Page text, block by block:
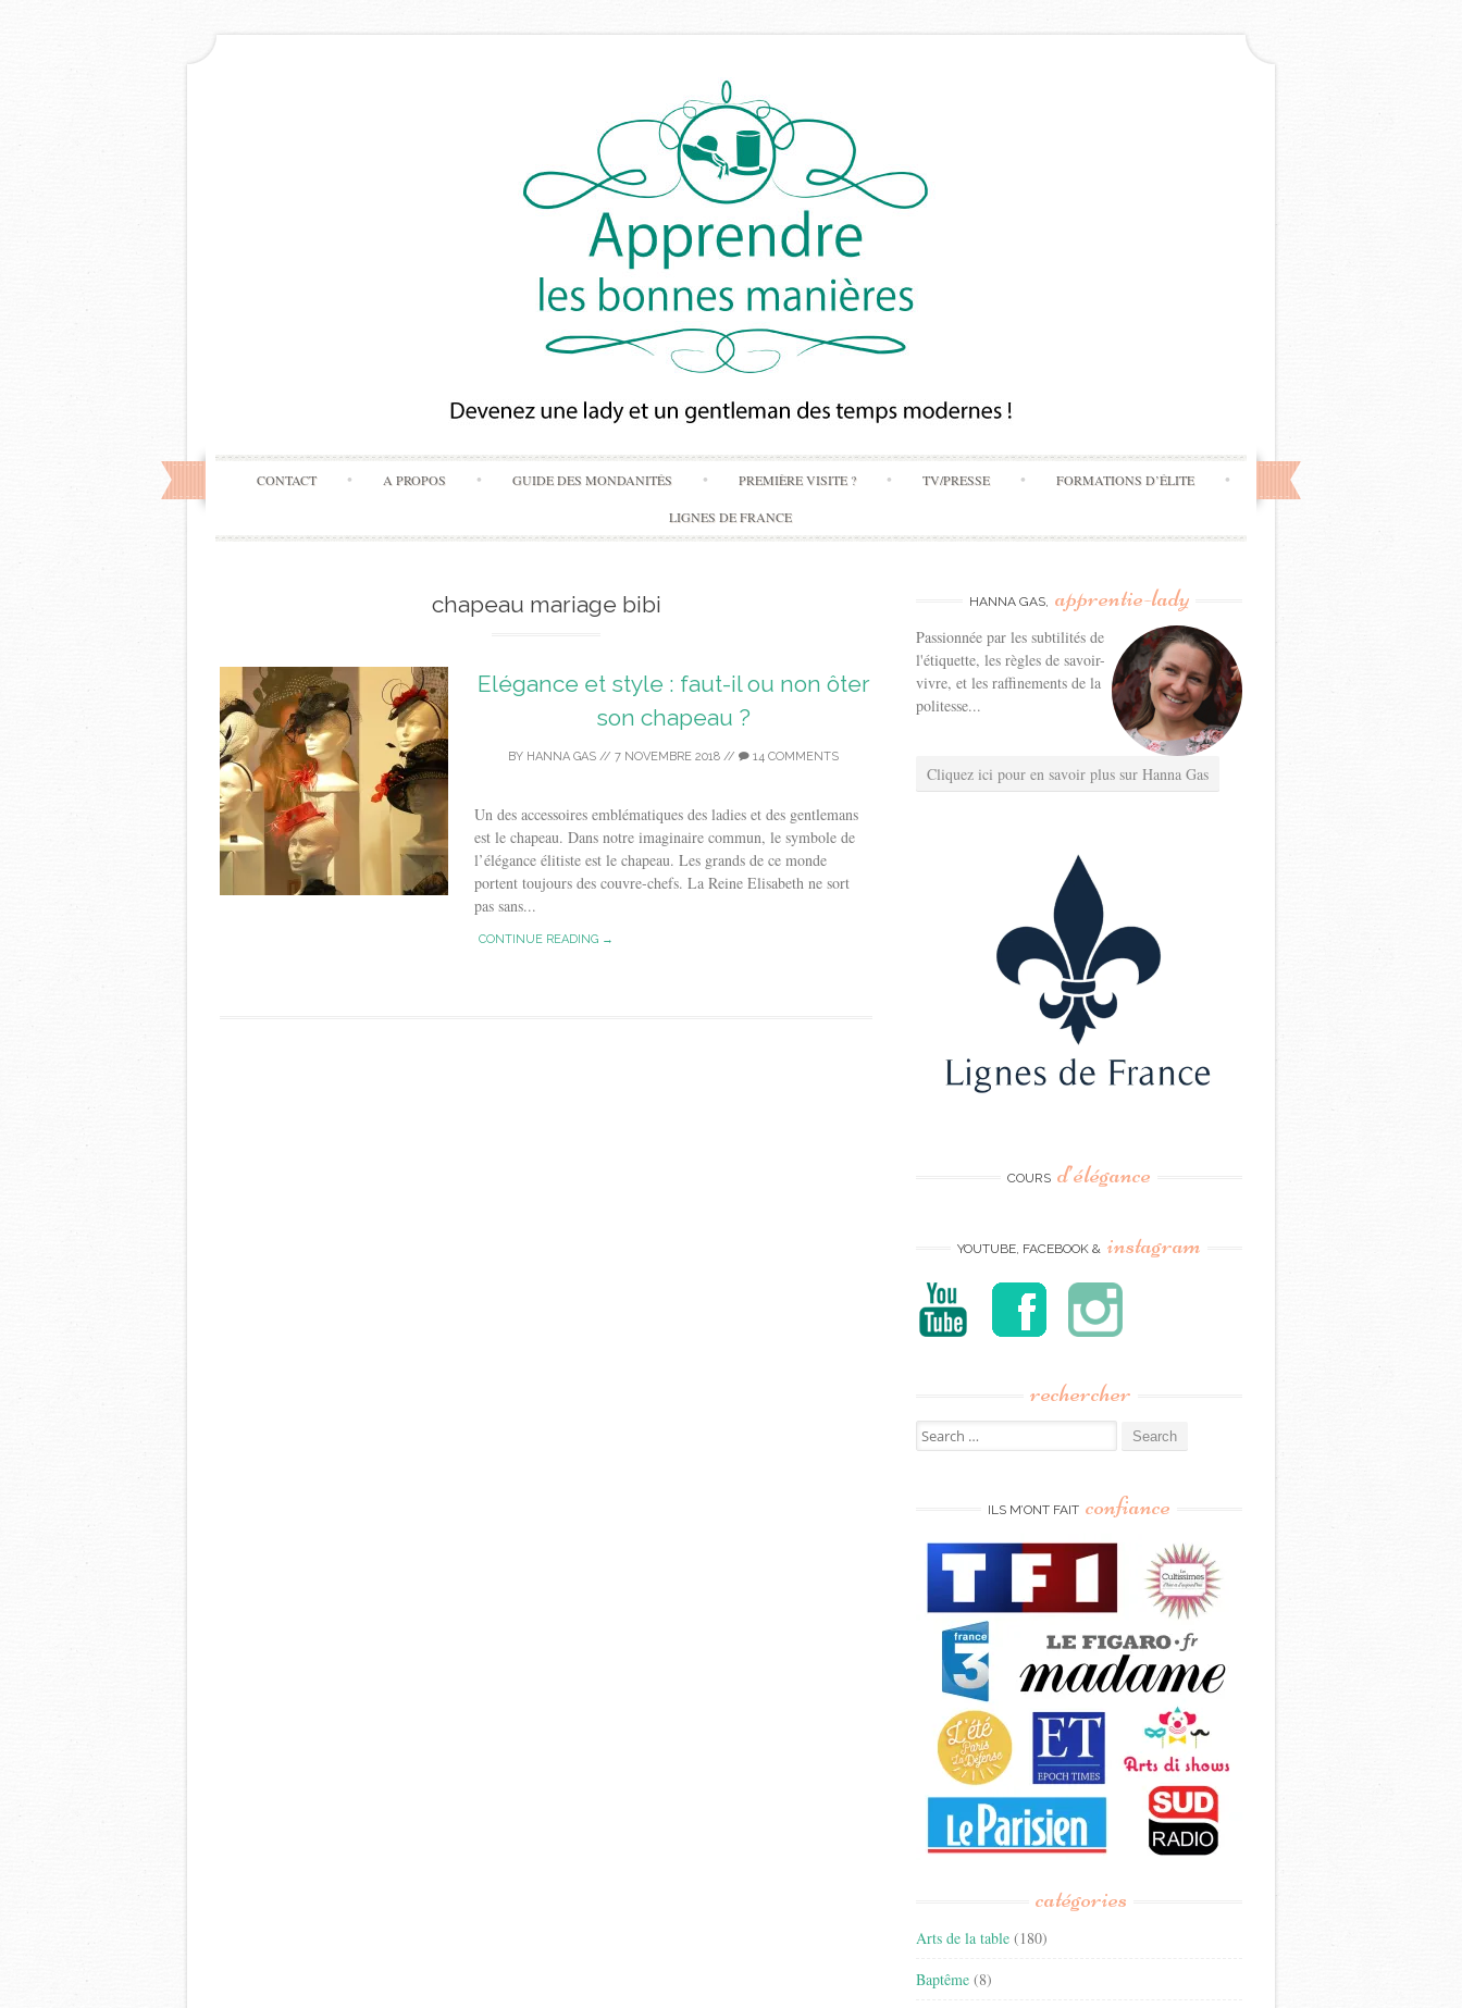
Skip
to
content
CONTACT A PROPOS GUIDE DES MONDANITÉS PREMIÈRE VISITE ? TV/PRESSE FORMATIONS D’ÉLITE
LIGNES DE FRANCE
chapeau mariage bibi
Elégance et style : faut-il ou non ôter
son chapeau ?
BY HANNA GAS // 7 NOVEMBRE 2018 // 14 COMMENTS
Un des accessoires emblématiques des ladies et des gentlemans
est le chapeau. Dans notre imaginaire commun, le symbole de
l’élégance élitiste est le chapeau. Les grands de ce monde
portent toujours des couvre-chefs. La Reine Elisabeth ne sort
pas sans...
CONTINUE READING →
HANNA GAS, apprentie-lady
Passionnée par les subtilités de
l'étiquette, les règles de savoir-
vivre, et les raffinements de la
politesse...
Cliquez ici pour en savoir plus sur Hanna Gas
COURS d’élégance
YOUTUBE, FACEBOOK & instagram
rechercher
Search
for:
ILS M’ONT FAIT confiance
catégories
Arts de la table (180)
Baptême (8)